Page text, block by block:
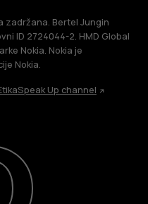
zadržana. Bertel Jungin
ID 2724044-2. HMD Global
Nokia. Nokia je
Nokia.
Speak Up channel